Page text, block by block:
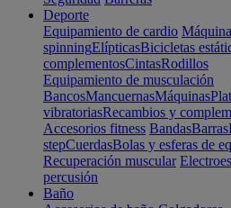
Deporte
Equipamiento de cardio
spinningElípticasBicicletas
complementosCintasRodillos
Equipamiento de musculación
BancosMancuernasMáquinas
vibratoriasRecambios y
Accesorios fitness BandasBarras
stepCuerdasBolas y esferas de
Recuperación muscular
percusión
Baño